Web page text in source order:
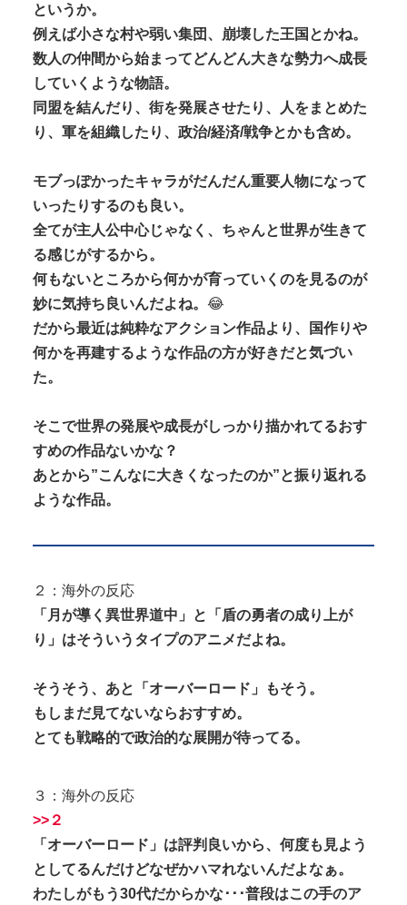
Powered by livedoor 相互RSS
というか。
例えば小さな村や弱い集団、崩壊した王国とかね。
数人の仲間から始まってどんどん大きな勢力へ成長
していくような物語。
同盟を結んだり、街を発展させたり、人をまとめた
り、軍を組織したり、政治/経済/戦争とかも含め。
モブっぽかったキャラがだんだん重要人物になって
いったりするのも良い。
全てが主人公中心じゃなく、ちゃんと世界が生きて
る感じがするから。
何もないところから何かが育っていくのを見るのが
妙に気持ち良いんだよね。 😂
だから最近は純粋なアクション作品より、国作りや
何かを再建するような作品の方が好きだと気づい
た。
そこで世界の発展や成長がしっかり描かれてるおす
すめの作品ないかな？
あとから”こんなに大きくなったのか”と振り返れる
ような作品。
２：海外の反応
「月が導く異世界道中」と「盾の勇者の成り上が
り」はそういうタイプのアニメだよね。
そうそう、あと「オーバーロード」もそう。
もしまだ見てないならおすすめ。
とても戦略的で政治的な展開が待ってる。
３：海外の反応
>>２
「オーバーロード」は評判良いから、何度も見よう
としてるんだけどなぜかハマれないんだよなぁ。
わたしがもう30代だからかな･･･普段はこの手のア